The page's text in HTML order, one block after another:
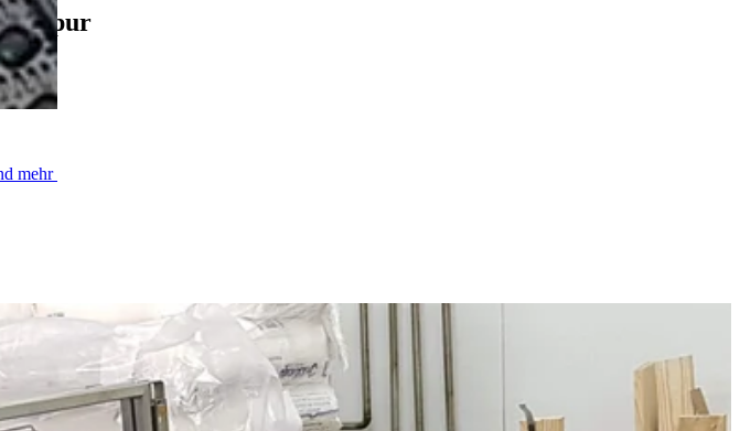
mehr
Spur